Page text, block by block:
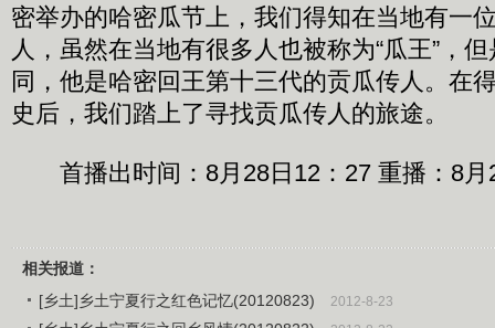
密举办的哈密瓜节上，我们得知在当地有一
人，虽然在当地有很多人也被称为“瓜王”，
同，他是哈密回王第十三代的贡瓜传人。在
史后，我们踏上了寻找贡瓜传人的旅途。
首播出时间：8月28日12：27 重播：8月
相关报道：
[乡土]乡土宁夏行之红色记忆(20120823)
2012-8-23